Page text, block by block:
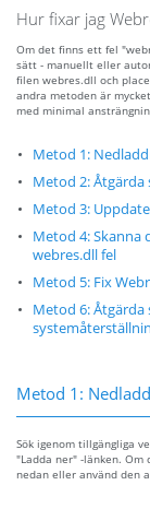
Hur fixar jag
Om det finns ett fel
sätt - manuellt eller
filen webres.dll och
andra metoden är
med minimal
Metod 1:
Metod 2:
Metod 3:
Metod 4: Skanna
webres.dll fel
Metod 5: Fix
Metod 6:
Metod 1:
Sök igenom tillgängliga
"Ladda ner" -länken.
nedan eller använd den